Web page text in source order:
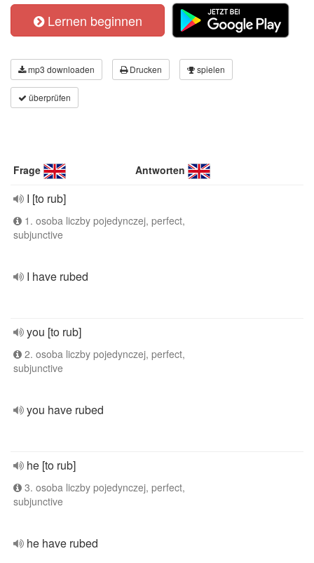
Lernen beginnen
mp3 downloaden Drucken spielen
überprüfen
Frage Antworten
I [to rub]
1. osoba liczby pojedynczej, perfect,
subjunctive
I have rubed
you [to rub]
2. osoba liczby pojedynczej, perfect,
subjunctive
you have rubed
he [to rub]
3. osoba liczby pojedynczej, perfect,
subjunctive
he have rubed